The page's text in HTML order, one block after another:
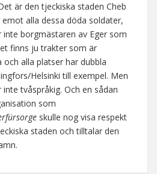
är den tjeckiska staden Cheb
alla dessa döda soldater,
inte borgmästaren av Eger som
finns ju trakter som är
och alla platser har dubbla
Helsinki till exempel. Men
tvåspråkig. Och en sådan
som
skulle nog visa respekt
staden och tilltalar den